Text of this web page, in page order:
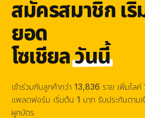
สมัครสมาชิก เริ่
ยอด
โซเชียลวันนี้
เข้าร่วมกับลูกค้ากว่า 13,836 ราย เพิ่มไล
แพลตฟอร์ม เริ่มต้น 1 บาท รับประกันตาม
ผูกบัตร